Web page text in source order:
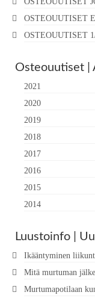
OSTEOUUTISET
OSTEOUUTISET
Osteouutiset |
2021
2020
2019
2018
2017
2016
2015
2014
Luustoinfo |
Ikääntyminen
Mitä murtuman
Murtumapotilaan